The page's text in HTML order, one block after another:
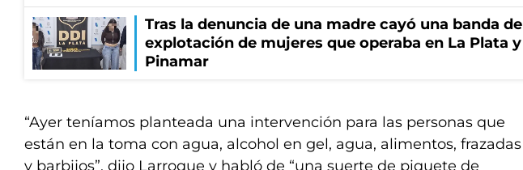
Tras la denuncia de una madre cayó una banda de
explotación de mujeres que operaba en La Plata y
Pinamar
“Ayer teníamos planteada una intervención para las personas que
están en la toma con agua, alcohol en gel, agua, alimentos, frazadas
y barbijos”, dijo Larroque y habló de “una suerte de piquete de